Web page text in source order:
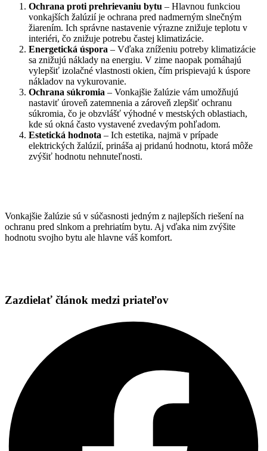
Ochrana proti prehrievaniu bytu – Hlavnou funkciou
vonkajších žalúzií je ochrana pred nadmerným slnečným
žiarením. Ich správne nastavenie výrazne znižuje teplotu v
interiéri, čo znižuje potrebu častej klimatizácie.
Energetická úspora – Vďaka zníženiu potreby klimatizácie
sa znižujú náklady na energiu. V zime naopak pomáhajú
vylepšiť izolačné vlastnosti okien, čím prispievajú k úspore
nákladov na vykurovanie.
Ochrana súkromia – Vonkajšie žalúzie vám umožňujú
nastaviť úroveň zatemnenia a zároveň zlepšiť ochranu
súkromia, čo je obzvlášť výhodné v mestských oblastiach,
kde sú okná často vystavené zvedavým pohľadom.
Estetická hodnota – Ich estetika, najmä v prípade
elektrických žalúzií, prináša aj pridanú hodnotu, ktorá môže
zvýšiť hodnotu nehnuteľnosti.
Vonkajšie žalúzie sú v súčasnosti jedným z najlepších riešení na
ochranu pred slnkom a prehriatím bytu. Aj vďaka nim zvýšite
hodnotu svojho bytu ale hlavne váš komfort.
Zazdielať článok medzi priateľov